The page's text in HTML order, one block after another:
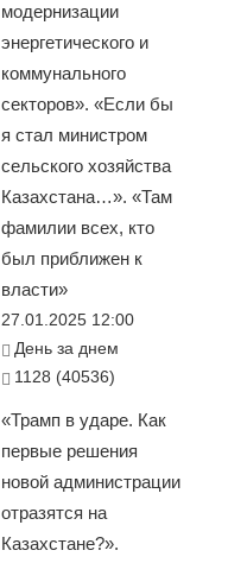
модернизации
энергетического и
коммунального
секторов». «Если бы
я стал министром
сельского хозяйства
Казахстана…». «Там
фамилии всех, кто
был приближен к
власти»
27.01.2025 12:00
День за днем
1128 (40536)
«Трамп в ударе. Как
первые решения
новой администрации
отразятся на
Казахстане?».